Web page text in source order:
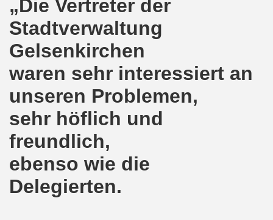
„Die Vertreter der
Stadtverwaltung
Gelsenkirchen
waren sehr interessiert an
unseren Problemen,
sehr höflich und
freundlich,
ebenso wie die
Delegierten.
Gelsenkirchener Montagsdemo-Bewegung am
Bewegung am 07.05.2018 bestärkt Widerstand gegen
am 16.04.2018 und am 23.04.2018 mit
Bewegung im Zeichen des antifaschistischen Protestes
in der Gelsenkirchener Innenstadt am 07.04.2018
gegen die Aufmärsche der Partei "Die Rechte" stehen
Gelsenkirchen beim Delegierten-Treffen der
sind gezwungen, die Tafel in Anspruch zu nehmen!